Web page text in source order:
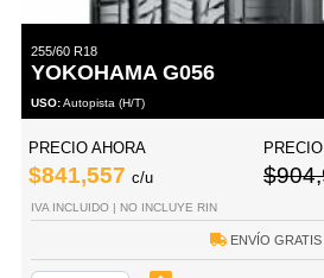
255/60 R18
YOKOHAMA G056
USO:Autopista (H/T)
PRECIO AHORA
$841,557 c/u
IVA INCLUIDO | NO INCLUYE RIN
ENVÍO GRATIS